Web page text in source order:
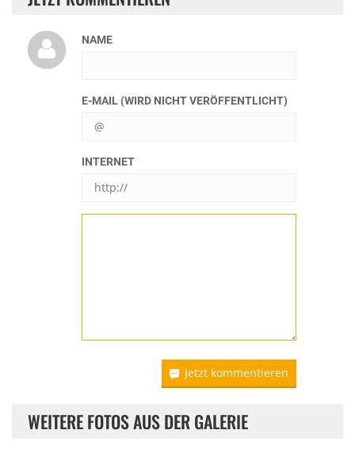
NAME
E-MAIL (WIRD NICHT VERÖFFENTLICHT)
INTERNET
Jetzt kommentieren
WEITERE FOTOS AUS DER GALERIE